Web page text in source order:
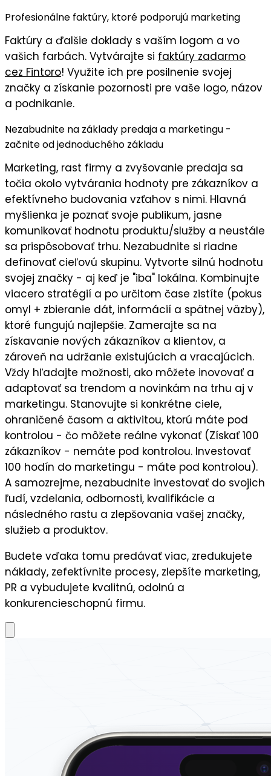
Profesionálne faktúry, ktoré podporujú marketing
Faktúry a ďalšie doklady s vaším logom a vo
vašich farbách. Vytvárajte si faktúry zadarmo
cez Fintoro! Využite ich pre posilnenie svojej
značky a získanie pozornosti pre vaše logo, názov
a podnikanie.
Nezabudnite na základy predaja a marketingu -
začnite od jednoduchého základu
Marketing, rast firmy a zvyšovanie predaja sa
točia okolo vytvárania hodnoty pre zákazníkov a
efektívneho budovania vzťahov s nimi. Hlavná
myšlienka je poznať svoje publikum, jasne
komunikovať hodnotu produktu/služby a neustále
sa prispôsobovať trhu. Nezabudnite si riadne
definovať cieľovú skupinu. Vytvorte silnú hodnotu
svojej značky - aj keď je "iba" lokálna. Kombinujte
viacero stratégií a po určitom čase zistíte (pokus
omyl + zbieranie dát, informácií a spätnej väzby),
ktoré fungujú najlepšie. Zamerajte sa na
získavanie nových zákazníkov a klientov, a
zároveň na udržanie existujúcich a vracajúcich.
Vždy hľadajte možnosti, ako môžete inovovať a
adaptovať sa trendom a novinkám na trhu aj v
marketingu. Stanovujte si konkrétne ciele,
ohraničené časom a aktivitou, ktorú máte pod
kontrolou - čo môžete reálne vykonať (Získať 100
zákazníkov - nemáte pod kontrolou. Investovať
100 hodín do marketingu - máte pod kontrolou).
A samozrejme, nezabudnite investovať do svojich
ľudí, vzdelania, odbornosti, kvalifikácie a
následného rastu a zlepšovania vašej značky,
služieb a produktov.
Budete vďaka tomu predávať viac, zredukujete
náklady, zefektívnite procesy, zlepšíte marketing,
PR a vybudujete kvalitnú, odolnú a
konkurencieschopnú firmu.